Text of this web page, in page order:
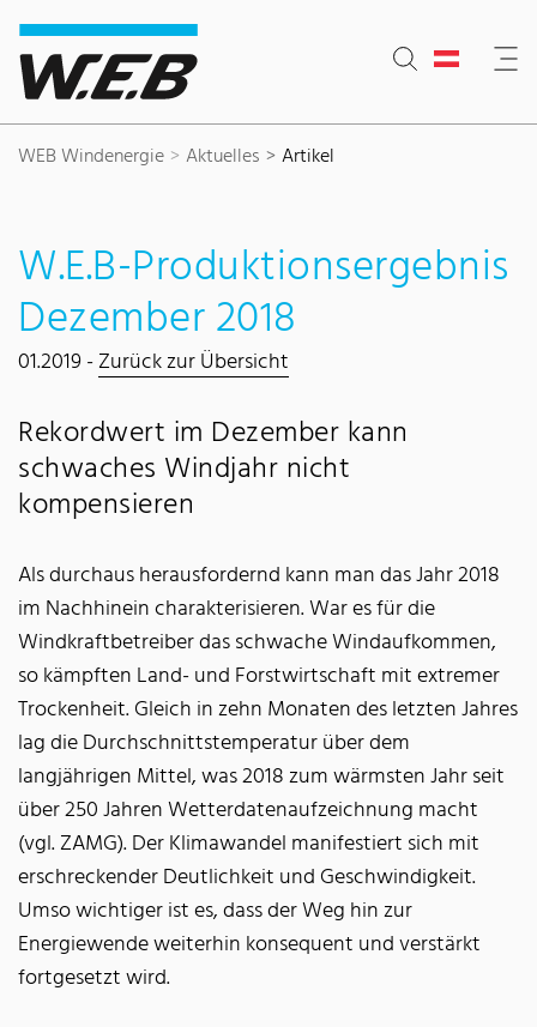
Inhaltsbereich
Suche
Hauptnavigation
Kontakt
Footer
WEB Windenergie Aktuelles Artikel
W.E.B-Produktionsergebnis
Dezember 2018
01.2019 -Zurück zur Übersicht
Rekordwert im Dezember kann
schwaches Windjahr nicht
kompensieren
Als durchaus herausfordernd kann man das Jahr 2018
im Nachhinein charakterisieren. War es für die
Windkraftbetreiber das schwache Windaufkommen,
so kämpften Land- und Forstwirtschaft mit extremer
Trockenheit. Gleich in zehn Monaten des letzten Jahres
lag die Durchschnittstemperatur über dem
langjährigen Mittel, was 2018 zum wärmsten Jahr seit
über 250 Jahren Wetterdatenaufzeichnung macht
(vgl. ZAMG). Der Klimawandel manifestiert sich mit
erschreckender Deutlichkeit und Geschwindigkeit.
Umso wichtiger ist es, dass der Weg hin zur
Energiewende weiterhin konsequent und verstärkt
fortgesetzt wird.